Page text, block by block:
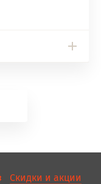
Скидки и акции